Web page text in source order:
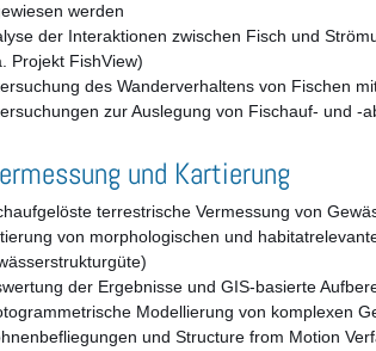
werden
der Interaktionen zwischen Fisch und
Projekt FishView)
des Wanderverhaltens von Fischen
zur Auslegung von Fischauf- und -
und Kartierung
terrestrische Vermessung von
von morphologischen und
der Ergebnisse und GIS-basierte
Modellierung von komplexen
und Structure from Motion